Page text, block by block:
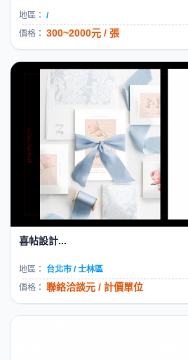
地區： /
價格： 300~2000元 / 張
喜帖設計...
地區：
台北市 / 士林區
價格： 聯絡洽談元 / 計價單位